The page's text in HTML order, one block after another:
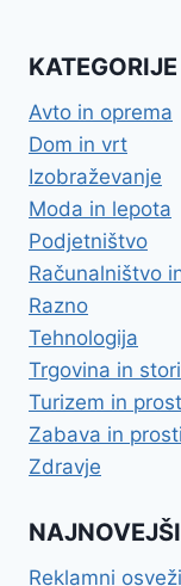
KATEGORIJE
Avto in oprema
Dom in vrt
Izobraževanje
Moda in lepota
Podjetništvo
Računalništvo
Razno
Tehnologija
Trgovina in
Turizem in
Zabava in
Zdravje
Reklamni